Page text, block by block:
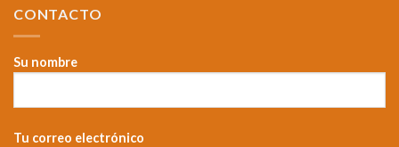
CONTACTO
Su nombre
Tu correo electrónico